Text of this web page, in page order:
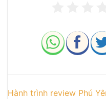
Hành trình review Phú